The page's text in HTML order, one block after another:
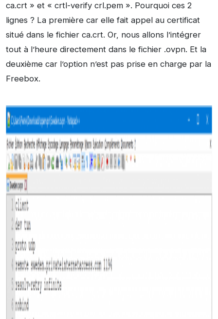
ca.crt » et « crtl-verify crl.pem ». Pourquoi ces 2
lignes ? La première car elle fait appel au certificat
situé dans le fichier ca.crt. Or, nous allons l’intégrer
tout à l’heure directement dans le fichier .ovpn. Et la
deuxième car l’option n’est pas prise en charge par la
Freebox.